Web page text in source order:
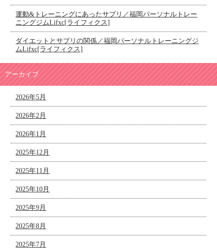
運動&トレーニングにあったサプリ／福岡パーソナルトレー
ニングジムLifxc[ライフィクス]
ダイエットとサプリの関係／福岡パーソナルトレーニングジ
ムLifxc[ライフィクス]
アーカイブ
2026年5月
2026年2月
2026年1月
2025年12月
2025年11月
2025年10月
2025年9月
2025年8月
2025年7月